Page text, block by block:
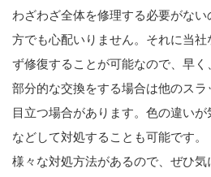
わざわざ全体を修理する必要がな
方でも心配いりません。それに当
ず修復することが可能なので、早く
部分的な交換をする場合は他のス
目立つ場合があります。色の違い
などして対処することも可能です。
様々な対処方法があるので、ぜひ